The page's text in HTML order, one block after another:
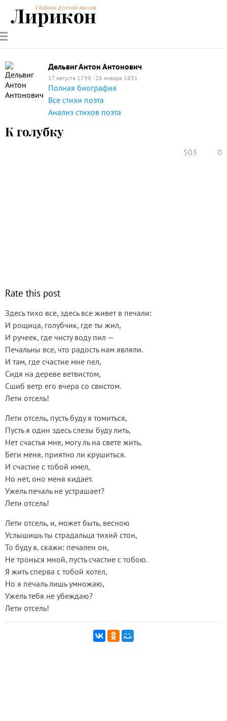
РУССКИЕ
ПОЭТЫ
СОВРЕМЕННИКИЭНЦИКЛОПЕДИЯ
ПОЭЗИИ
Сборник русской поэзии
Лирикон
Дельвиг Антон Антонович
17 августа 1798 - 26 января 1831
Полная биография
Все стихи поэта
Анализ стихов поэта
К голубку
503 0
Rate this post
Здесь тихо все, здесь все живет в печали:
И рощица, голубчик, где ты жил,
И ручеек, где чисту воду пил —
Печальны все, что радость нам являли.
И там, где счастие мне пел,
Сидя на дереве ветвистом,
Сшиб ветр его вчера со свистом.
Лети отсель!
Лети отсель, пусть буду я томиться,
Пусть я один здесь слезы буду лить,
Нет счастья мне, могу ль на свете жить,
Беги меня, приятно ли крушиться.
И счастие с тобой имел,
Но нет, оно меня кидает.
Ужель печаль не устрашает?
Лети отсель!
Лети отсель, и, может быть, весною
Услышишь ты страдальца тихий стон,
То буду я, скажи: печален он,
Не тронься мной, пусть счастие с тобою.
Я жить сперва с тобой хотел,
Но я печаль лишь умножаю,
Ужель тебя не убеждаю?
Лети отсель!